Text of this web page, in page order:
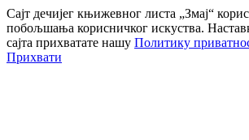
Сајт дечијег књижевног листа „Змај“
побољшања корисничког искуства.
сајта прихватате нашу Политику
Прихвати